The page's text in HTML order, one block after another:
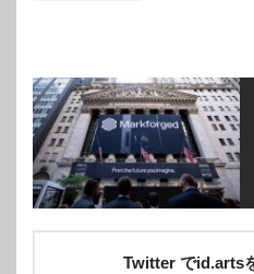
Twitter でid.arts